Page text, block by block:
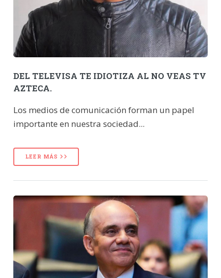
DEL TELEVISA TE IDIOTIZA AL NO VEAS TV
AZTECA.
Los medios de comunicación forman un papel
importante en nuestra sociedad...
LEER MÁS